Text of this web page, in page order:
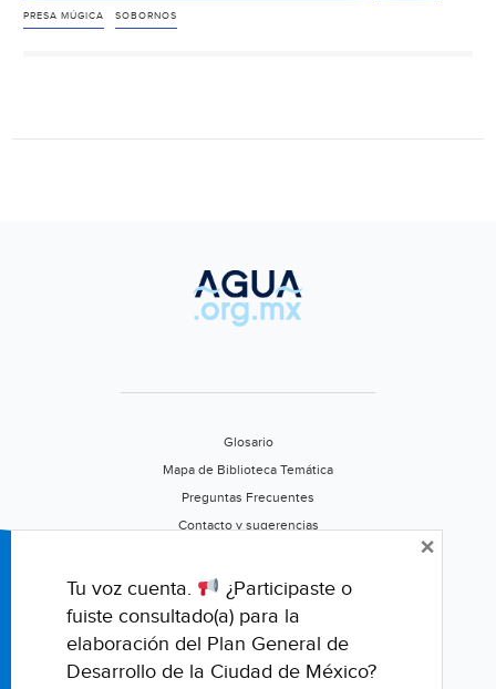
PRESA MÚGICA SOBORNOS
Glosario
Mapa de Biblioteca Temática
Preguntas Frecuentes
Contacto y sugerencias
Califica este portal
Tu voz cuenta.
¿Participaste o
fuiste consultado(a) para la
elaboración del Plan General de
Desarrollo de la Ciudad de México?
×